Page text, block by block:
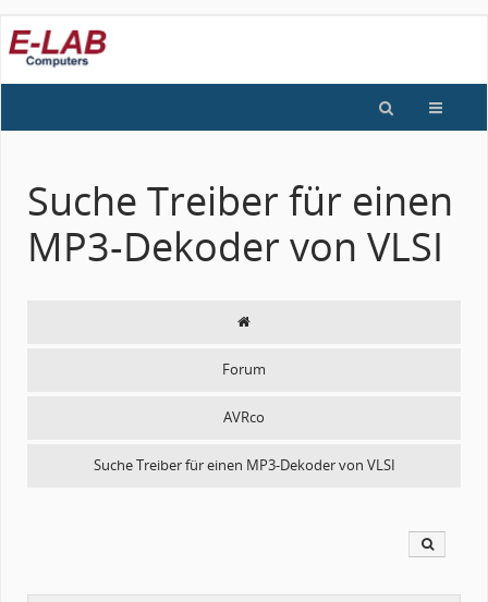
Suche Treiber für einen
MP3-Dekoder von VLSI
Forum
AVRco
Suche Treiber für einen MP3-Dekoder von VLSI